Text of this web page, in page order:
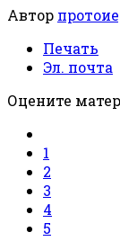
Автор
Печать
Эл. почта
Оцените
1
2
3
4
5